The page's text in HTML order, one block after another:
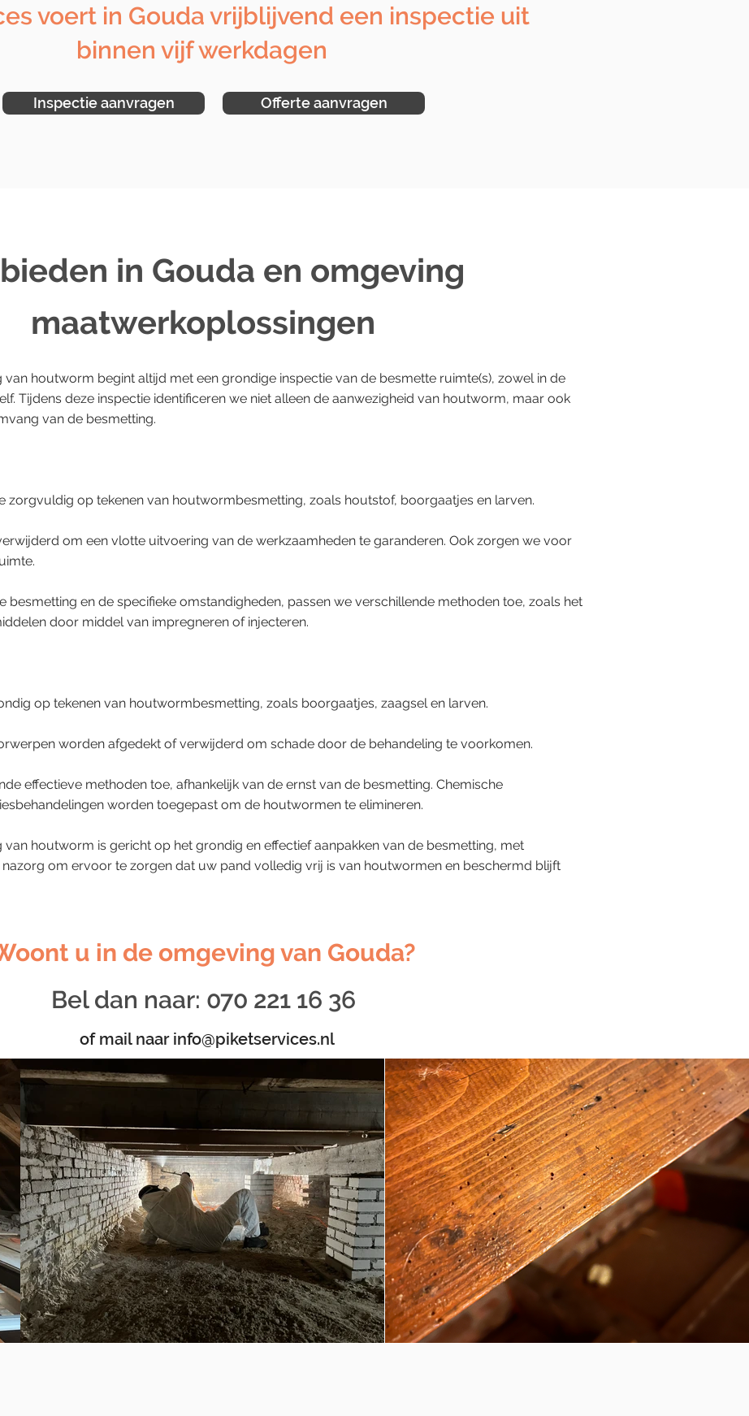
voert in Gouda vrijblijvend een inspectie uit
binnen vijf werkdagen
Inspectie aanvragen Offerte aanvragen
in Gouda en omgeving
maatwerkoplossingen
houtworm begint altijd met een grondige inspectie van de besmette ruimte(s), zowel in de
Tijdens deze inspectie identificeren we niet alleen de aanwezigheid van houtworm, maar ook
van de besmetting.
zorgvuldig op tekenen van houtwormbesmetting, zoals houtstof, boorgaatjes en larven.
om een vlotte uitvoering van de werkzaamheden te garanderen. Ook zorgen we voor
besmetting en de specifieke omstandigheden, passen we verschillende methoden toe, zoals het
door middel van impregneren of injecteren.
op tekenen van houtwormbesmetting, zoals boorgaatjes, zaagsel en larven.
worden afgedekt of verwijderd om schade door de behandeling te voorkomen.
effectieve methoden toe, afhankelijk van de ernst van de besmetting. Chemische
worden toegepast om de houtwormen te elimineren.
houtworm is gericht op het grondig en effectief aanpakken van de besmetting, met
om ervoor te zorgen dat uw pand volledig vrij is van houtwormen en beschermd blijft
u in de omgeving van Gouda?
Bel dan naar: 070 221 16 36
of mail naar info@piketservices.nl